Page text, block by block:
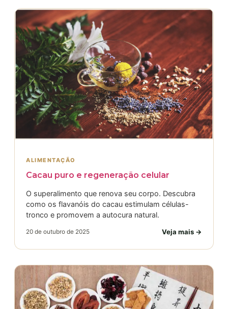
ALIMENTAÇÃO
Cacau puro e regeneração celular
O superalimento que renova seu corpo. Descubra
como os flavanóis do cacau estimulam células-
tronco e promovem a autocura natural.
20 de outubro de 2025 Veja mais →